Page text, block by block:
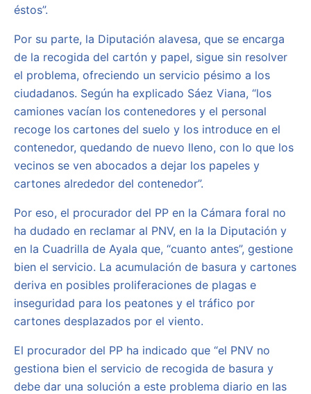
éstos”.
Por su parte, la Diputación alavesa, que se encarga
de la recogida del cartón y papel, sigue sin resolver
el problema, ofreciendo un servicio pésimo a los
ciudadanos. Según ha explicado Sáez Viana, “los
camiones vacían los contenedores y el personal
recoge los cartones del suelo y los introduce en el
contenedor, quedando de nuevo lleno, con lo que los
vecinos se ven abocados a dejar los papeles y
cartones alrededor del contenedor”.
Por eso, el procurador del PP en la Cámara foral no
ha dudado en reclamar al PNV, en la la Diputación y
en la Cuadrilla de Ayala que, “cuanto antes”, gestione
bien el servicio. La acumulación de basura y cartones
deriva en posibles proliferaciones de plagas e
inseguridad para los peatones y el tráfico por
cartones desplazados por el viento.
El procurador del PP ha indicado que “el PNV no
gestiona bien el servicio de recogida de basura y
debe dar una solución a este problema diario en las